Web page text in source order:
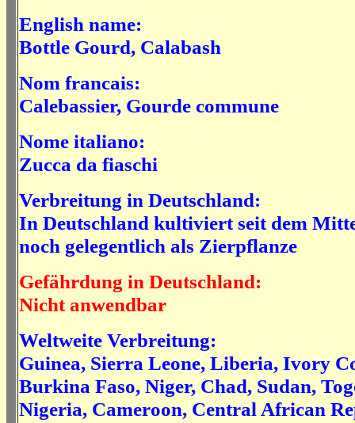
English name:
Bottle Gourd, Calabash
Nom francais:
Calebassier, Gourde commune
Nome italiano:
Zucca da fiaschi
Verbreitung in Deutschland:
In Deutschland kultiviert seit dem
noch gelegentlich als Zierpflanze
Gefährdung in Deutschland:
Nicht anwendbar
Weltweite Verbreitung:
Guinea, Sierra Leone, Liberia, Ivory
Burkina Faso, Niger, Chad, Sudan,
Nigeria, Cameroon, Central African